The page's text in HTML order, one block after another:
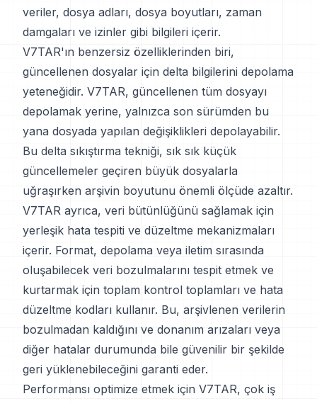
veriler, dosya adları, dosya boyutları, zaman
damgaları ve izinler gibi bilgileri içerir.
V7TAR'ın benzersiz özelliklerinden biri,
güncellenen dosyalar için delta bilgilerini depolama
yeteneğidir. V7TAR, güncellenen tüm dosyayı
depolamak yerine, yalnızca son sürümden bu
yana dosyada yapılan değişiklikleri depolayabilir.
Bu delta sıkıştırma tekniği, sık sık küçük
güncellemeler geçiren büyük dosyalarla
uğraşırken arşivin boyutunu önemli ölçüde azaltır.
V7TAR ayrıca, veri bütünlüğünü sağlamak için
yerleşik hata tespiti ve düzeltme mekanizmaları
içerir. Format, depolama veya iletim sırasında
oluşabilecek veri bozulmalarını tespit etmek ve
kurtarmak için toplam kontrol toplamları ve hata
düzeltme kodları kullanır. Bu, arşivlenen verilerin
bozulmadan kaldığını ve donanım arızaları veya
diğer hatalar durumunda bile güvenilir bir şekilde
geri yüklenebileceğini garanti eder.
Performansı optimize etmek için V7TAR, çok iş